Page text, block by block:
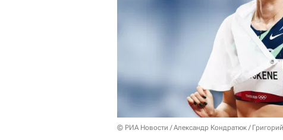
© РИА Новости / Александр Кондратюк /